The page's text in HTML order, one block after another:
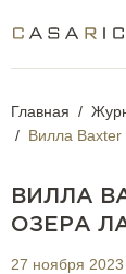
Главная
Вилла Baxter
ВИЛЛА
ОЗЕРА
27 ноября 2023